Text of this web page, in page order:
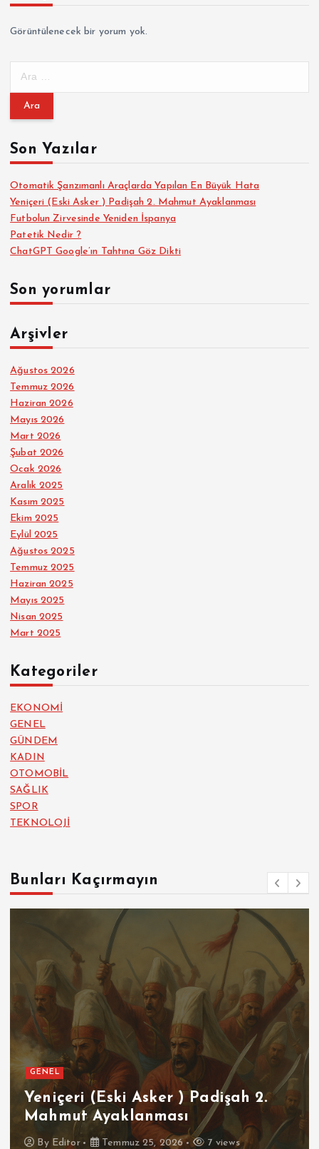
Görüntülenecek bir yorum yok.
m
:Son Yazılar
Otomatik Şanzımanlı Araçlarda Yapılan En Büyük Hata
Yeniçeri (Eski Asker ) Padişah 2. Mahmut Ayaklanması
Futbolun Zirvesinde Yeniden İspanya
Patetik Nedir ?
ChatGPT Google’ın Tahtına Göz Dikti
Son yorumlar
Arşivler
Ağustos 2026
Temmuz 2026
Haziran 2026
Mayıs 2026
Mart 2026
Şubat 2026
Ocak 2026
Aralık 2025
Kasım 2025
Ekim 2025
Eylül 2025
Ağustos 2025
Temmuz 2025
Haziran 2025
Mayıs 2025
Nisan 2025
Mart 2025
Kategoriler
EKONOMİ
GENEL
GÜNDEM
KADIN
OTOMOBİL
SAĞLIK
SPOR
TEKNOLOJİ
Bunları Kaçırmayın
GENEL
Yeniçeri (Eski Asker ) Padişah 2.
Mahmut Ayaklanması
By Editor Temmuz 25, 2026 7 views